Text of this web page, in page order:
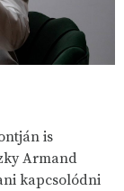
is
Armand
kapcsolódni